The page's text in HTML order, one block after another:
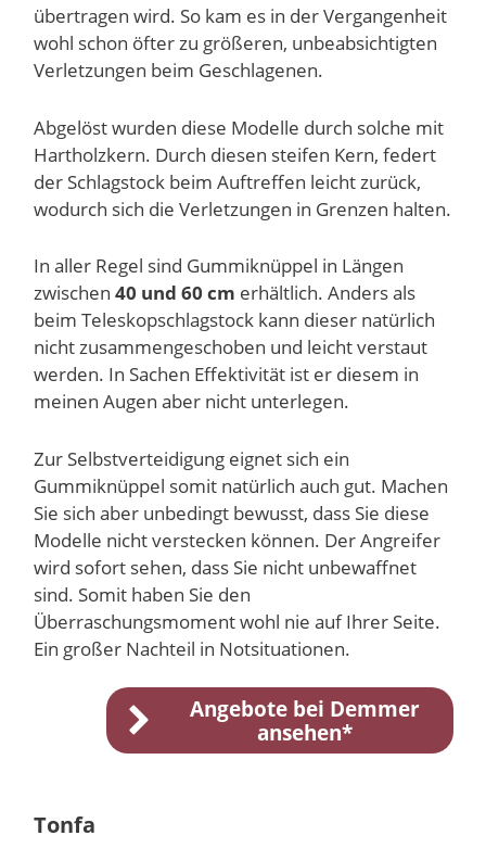
übertragen wird. So kam es in der Vergangenheit
wohl schon öfter zu größeren, unbeabsichtigten
Verletzungen beim Geschlagenen.
Abgelöst wurden diese Modelle durch solche mit
Hartholzkern. Durch diesen steifen Kern, federt
der Schlagstock beim Auftreffen leicht zurück,
wodurch sich die Verletzungen in Grenzen halten.
In aller Regel sind Gummiknüppel in Längen
zwischen 40 und 60 cm erhältlich. Anders als
beim Teleskopschlagstock kann dieser natürlich
nicht zusammengeschoben und leicht verstaut
werden. In Sachen Effektivität ist er diesem in
meinen Augen aber nicht unterlegen.
Zur Selbstverteidigung eignet sich ein
Gummiknüppel somit natürlich auch gut. Machen
Sie sich aber unbedingt bewusst, dass Sie diese
Modelle nicht verstecken können. Der Angreifer
wird sofort sehen, dass Sie nicht unbewaffnet
sind. Somit haben Sie den
Überraschungsmoment wohl nie auf Ihrer Seite.
Ein großer Nachteil in Notsituationen.
Angebote bei Demmer
ansehen*
Tonfa